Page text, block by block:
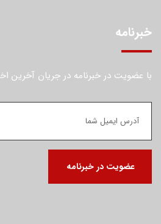
خبرنامه
با عضویت در خبرنامه در جریان آخرین